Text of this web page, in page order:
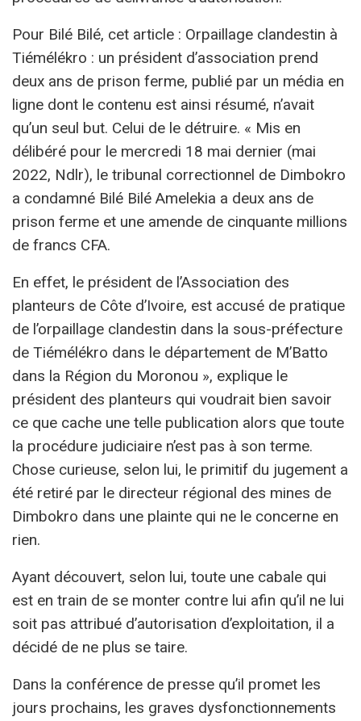
Pour Bilé Bilé, cet article : Orpaillage clandestin à
Tiémélékro : un président d’association prend
deux ans de prison ferme, publié par un média en
ligne dont le contenu est ainsi résumé, n’avait
qu’un seul but. Celui de le détruire. « Mis en
délibéré pour le mercredi 18 mai dernier (mai
2022, Ndlr), le tribunal correctionnel de Dimbokro
a condamné Bilé Bilé Amelekia a deux ans de
prison ferme et une amende de cinquante millions
de francs CFA.
En effet, le président de l’Association des
planteurs de Côte d’Ivoire, est accusé de pratique
de l’orpaillage clandestin dans la sous-préfecture
de Tiémélékro dans le département de M’Batto
dans la Région du Moronou », explique le
président des planteurs qui voudrait bien savoir
ce que cache une telle publication alors que toute
la procédure judiciaire n’est pas à son terme.
Chose curieuse, selon lui, le primitif du jugement a
été retiré par le directeur régional des mines de
Dimbokro dans une plainte qui ne le concerne en
rien.
Ayant découvert, selon lui, toute une cabale qui
est en train de se monter contre lui afin qu’il ne lui
soit pas attribué d’autorisation d’exploitation, il a
décidé de ne plus se taire.
Dans la conférence de presse qu’il promet les
jours prochains, les graves dysfonctionnements